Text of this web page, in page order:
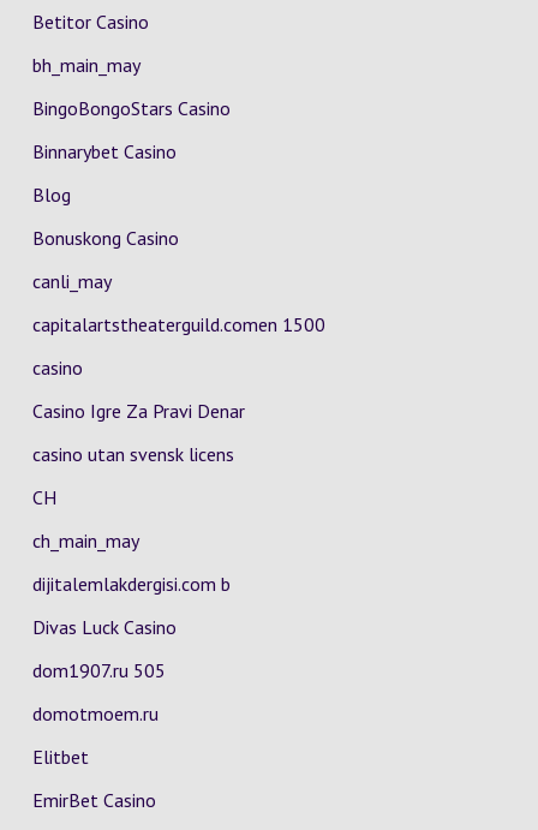
Betitor Casino
bh_main_may
BingoBongoStars Casino
Binnarybet Casino
Blog
Bonuskong Casino
canli_may
capitalartstheaterguild.comen 1500
casino
Casino Igre Za Pravi Denar
casino utan svensk licens
CH
ch_main_may
dijitalemlakdergisi.com b
Divas Luck Casino
dom1907.ru 505
domotmoem.ru
Elitbet
EmirBet Casino